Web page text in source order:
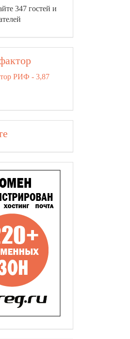
347 гостей и
РИФ - 3,87